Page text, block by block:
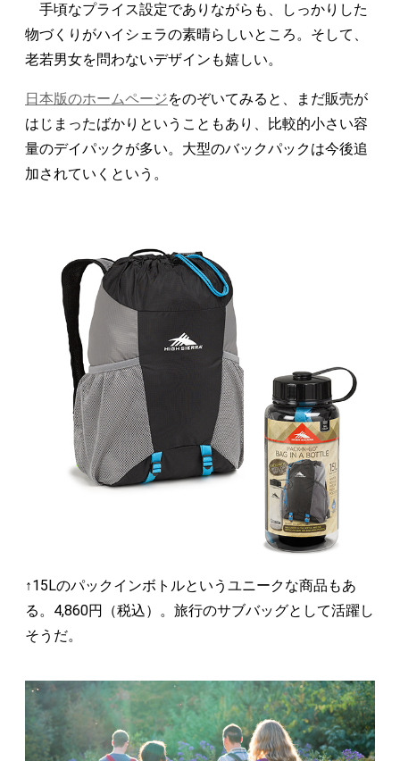
手頃なプライス設定でありながらも、しっかりした
物づくりがハイシェラの素晴らしいところ。そして、
老若男女を問わないデザインも嬉しい。
日本版のホームページをのぞいてみると、まだ販売が
はじまったばかりということもあり、比較的小さい容
量のデイパックが多い。大型のバックパックは今後追
加されていくという。
↑15Lのパックインボトルというユニークな商品もあ
る。4,860円（税込）。旅行のサブバッグとして活躍し
そうだ。